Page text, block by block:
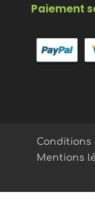
Paiement
Conditions
Mentions